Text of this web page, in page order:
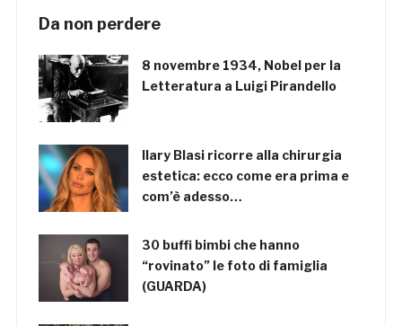
Da non perdere
8 novembre 1934, Nobel per la
Letteratura a Luigi Pirandello
Ilary Blasi ricorre alla chirurgia
estetica: ecco come era prima e
com’è adesso…
30 buffi bimbi che hanno
“rovinato” le foto di famiglia
(GUARDA)